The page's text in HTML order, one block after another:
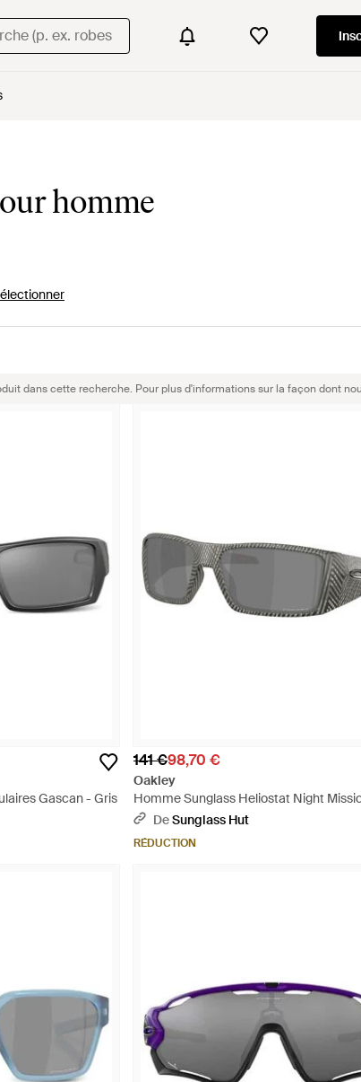
homme
dans cette recherche. Pour plus d'informations sur la façon dont
Gascan - Gris
141 €98,70 €
Oakley
Homme Sunglass Heliostat Night
Collection - Noir
DeSunglass Hut
RÉDUCTION